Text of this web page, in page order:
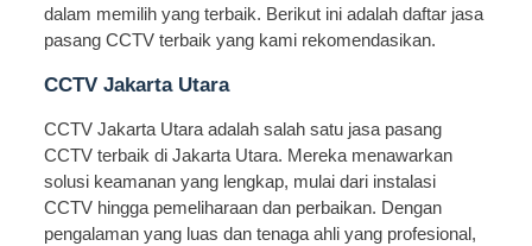
dalam memilih yang terbaik. Berikut ini adalah daftar jasa
pasang CCTV terbaik yang kami rekomendasikan.
CCTV Jakarta Utara
CCTV Jakarta Utara adalah salah satu jasa pasang
CCTV terbaik di Jakarta Utara. Mereka menawarkan
solusi keamanan yang lengkap, mulai dari instalasi
CCTV hingga pemeliharaan dan perbaikan. Dengan
pengalaman yang luas dan tenaga ahli yang profesional,